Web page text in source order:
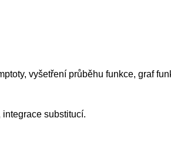
vyšetření průběhu funkce, graf
substitucí.